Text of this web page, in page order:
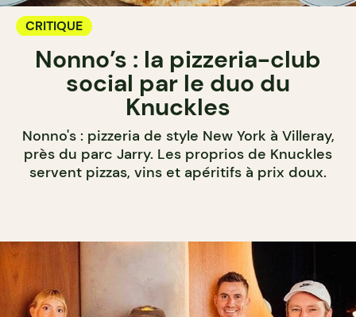
CRITIQUE
Nonno’s : la pizzeria-club
social par le duo du
Knuckles
Nonno's : pizzeria de style New York à Villeray,
près du parc Jarry. Les proprios de Knuckles
servent pizzas, vins et apéritifs à prix doux.